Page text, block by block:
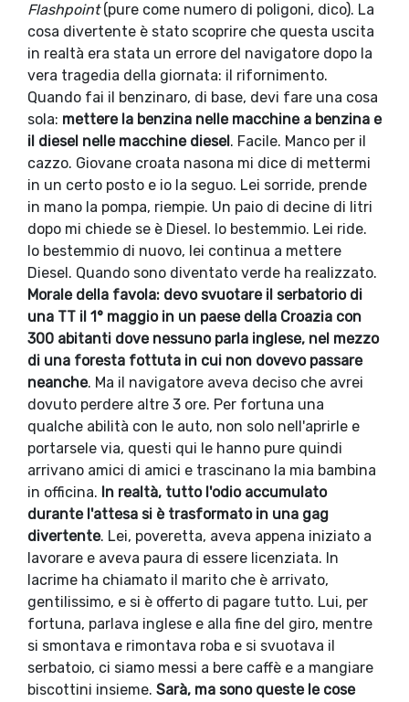
Flashpoint(pure come numero di poligoni, dico). La
cosa divertente è stato scoprire che questa uscita
in realtà era stata un errore del navigatore dopo la
vera tragedia della giornata: il rifornimento.
Quando fai il benzinaro, di base, devi fare una cosa
sola: mettere la benzina nelle macchine a benzina e
il diesel nelle macchine diesel. Facile. Manco per il
cazzo. Giovane croata nasona mi dice di mettermi
in un certo posto e io la seguo. Lei sorride, prende
in mano la pompa, riempie. Un paio di decine di litri
dopo mi chiede se è Diesel. Io bestemmio. Lei ride.
Io bestemmio di nuovo, lei continua a mettere
Diesel. Quando sono diventato verde ha realizzato.
Morale della favola: devo svuotare il serbatorio di
una TT il 1° maggio in un paese della Croazia con
300 abitanti dove nessuno parla inglese, nel mezzo
di una foresta fottuta in cui non dovevo passare
neanche. Ma il navigatore aveva deciso che avrei
dovuto perdere altre 3 ore. Per fortuna una
qualche abilità con le auto, non solo nell'aprirle e
portarsele via, questi qui le hanno pure quindi
arrivano amici di amici e trascinano la mia bambina
in officina. In realtà, tutto l'odio accumulato
durante l'attesa si è trasformato in una gag
divertente. Lei, poveretta, aveva appena iniziato a
lavorare e aveva paura di essere licenziata. In
lacrime ha chiamato il marito che è arrivato,
gentilissimo, e si è offerto di pagare tutto. Lui, per
fortuna, parlava inglese e alla fine del giro, mentre
si smontava e rimontava roba e si svuotava il
serbatoio, ci siamo messi a bere caffè e a mangiare
biscottini insieme. Sarà, ma sono queste le cose